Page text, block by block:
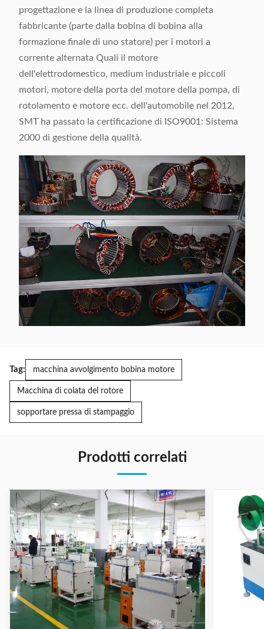
progettazione e la linea di produzione completa
fabbricante (parte dalla bobina di bobina alla
formazione finale di uno statore) per i motori a
corrente alternata Quali il motore
dell'elettrodomestico, medium industriale e piccoli
motori, motore della porta del motore della pompa, di
rotolamento e motore ecc. dell'automobile nel 2012,
SMT ha passato la certificazione di ISO9001: Sistema
2000 di gestione della qualità.
Tag: macchina avvolgimento bobina motore
Macchina di colata del rotore
sopportare pressa di stampaggio
Prodotti correlati